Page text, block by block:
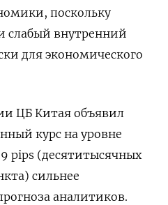
поскольку
слабый внутренний
для экономического
ЦБ Китая объявил
курс на уровне
pips (десятитысячных
сильнее
аналитиков.